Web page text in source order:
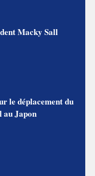
Macky Sall
le déplacement du
au Japon